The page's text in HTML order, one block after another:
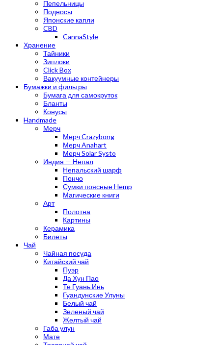
Пепельницы
Подносы
Японские капли
CBD
CannaStyle
Хранение
Тайники
Зиплоки
Click Box
Вакуумные контейнеры
Бумажки и фильтры
Бумага для самокруток
Бланты
Конусы
Handmade
Мерч
Мерч Crazybong
Мерч Anahart
Мерч Solar Systo
Индия — Непал
Непальский шарф
Пончо
Сумки поясные Hemp
Магические книги
Арт
Полотна
Картины
Керамика
Билеты
Чай
Чайная посуда
Китайский чай
Пуэр
Да Хун Пао
Те Гуань Инь
Гуандунские Улуны
Белый чай
Зеленый чай
Желтый чай
Габа улун
Мате